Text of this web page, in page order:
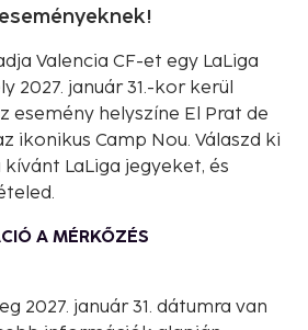
Valencia CF-et egy LaLiga
2027. január 31.-kor kerül
esemény helyszíne El Prat de
ikonikus Camp Nou. Válaszd ki
LaLiga jegyeket, és
A MÉRKŐZÉS
2027. január 31. dátumra van